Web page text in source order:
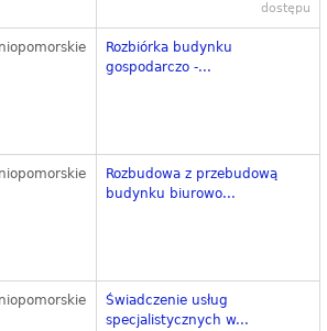
dostępu
Rozbiórka budynku
gospodarczo -...
Rozbudowa z przebudową
budynku biurowo...
Świadczenie usług
specjalistycznych w...